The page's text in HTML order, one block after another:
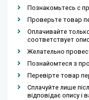
Познакомьтесь с
Проверьте товар
Оплачивайте
соответствует
Желательно
Познайомтеся з
Перевірте товар
Сплачуйте лише
відповідає опису і